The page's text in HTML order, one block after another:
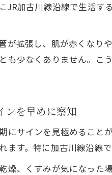
JR加古川線沿線で生活
が拡張し、肌が赤くなり
も少なくありません。こ
ンを早めに察知
にサインを見極めること
ます。特に加古川線沿線
燥、くすみが気になった